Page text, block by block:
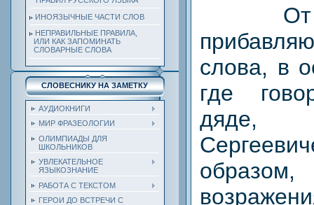
ИНОЯЗЫЧНЫЕ ЧАСТИ СЛОВ
НЕПРАВИЛЬНЫЕ ПРАВИЛА,
ИЛИ КАК ЗАПОМИНАТЬ
СЛОВАРНЫЕ СЛОВА
СЛОВЕСНИКУ НА ЗАМЕТКУ
АУДИОКНИГИ
МИР ФРАЗЕОЛОГИИ
ОЛИМПИАДЫ ДЛЯ
ШКОЛЬНИКОВ
УВЛЕКАТЕЛЬНОЕ
ЯЗЫКОЗНАНИЕ
РАБОТА С ТЕКСТОМ
ГЕРОИ ДО ВСТРЕЧИ С
слова, в
где
дяде,